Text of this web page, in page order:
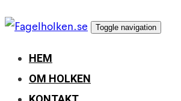
Skip
links
Skip
primary
navigation
Skip
Toggle navigation
HEM
OM HOLKEN